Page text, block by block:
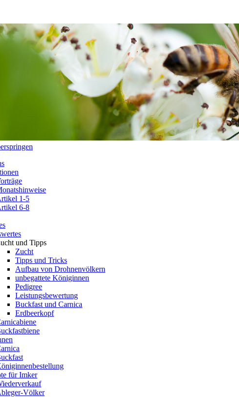
1-5
6-8
und Tipps
Zucht
Tipps und Tricks
Aufbau von Drohnenvölkern
unbegattete Königinnen
Pedigree
Leistungsbewertung
Buckfast und Carnica
Erdbeerkopf
für Imker
Völker